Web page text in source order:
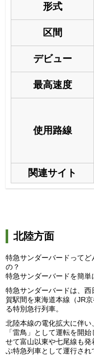
形式
区間
デビュー
最高速度
使用路線
関連サイト
北陸方面
特急サンダーバードって
の？
特急サンダーバードを簡単
特急サンダーバードは、
賀駅間を東海道本線（JR
る特別急行列車。
北陸本線の電化拡大に伴
「雷鳥」として運転を開
せて富山以東や七尾線も
ぶ特急列車として運行され